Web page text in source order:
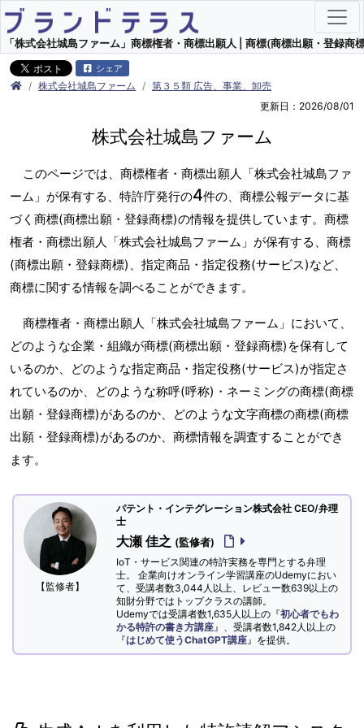
「株式会社城島ファーム」商標権者・商標出願人 | 商標(商標出願・登録商
シェア
株式会社城島ファーム
第３５類 広告、事業、卸売
更新日：2026/08/01
株式会社城島ファーム
このページでは、商標権者・商標出願人「株式会社城島ファ
ーム」が保有する、特許庁発行の4件の、商標公報データに基
づく商標(商標出願・登録商標)の情報を提供しています。商標
権者・商標出願人「株式会社城島ファーム」が保有する、商標
(商標出願・登録商標)、指定商品・指定役務(サービス)など、
商標に関する情報を調べることができます。
商標権者・商標出願人「株式会社城島ファーム」において、
どのような企業・組織が商標(商標出願・登録商標)を保有して
いるのか、どのような指定商品・指定役務(サービス)が指定さ
れているのか、どのような称呼(呼称)・ネーミングの商標(商標
出願・登録商標)があるのか、どのような文字商標の商標(商標
出願・登録商標)があるのか、商標情報を調査することができ
ます。
【監修者】
パテント・インテグレーション株式会社 CEO/弁理
士
大瀬 佳之 (監修者)
IoT・サービス関連の特許実務を専門とする弁理
士。 企業向けオンライン学習講座のUdemyにおい
て、受講者数3,044人以上、レビュー数639以上の
知財分野ではトップクラスの講師。
Udemyでは受講者数1,635人以上の『初心者でもわ
かる特許の書き方講座 』、受講者数1,842人以上の
『はじめて使うChatGPT講座 』を提供。